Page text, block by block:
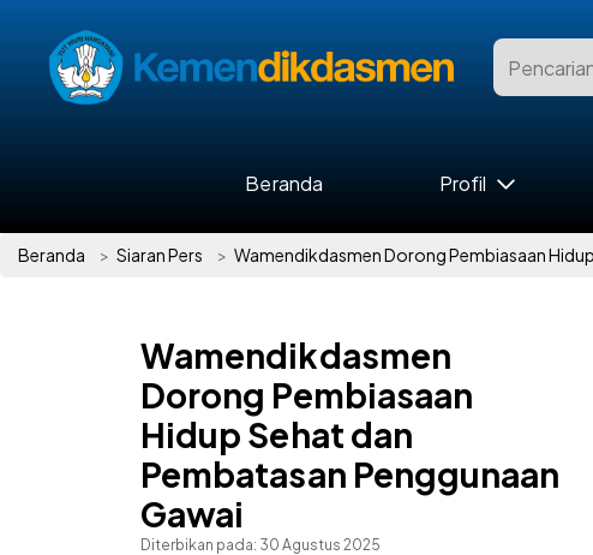
Beranda Profil
Beranda Siaran Pers Wamendikdasmen Dorong Pembiasaan
Wamendikdasmen
Dorong Pembiasaan
Hidup Sehat dan
Pembatasan Penggunaan
Gawai
Diterbikan pada: 30 Agustus 2025